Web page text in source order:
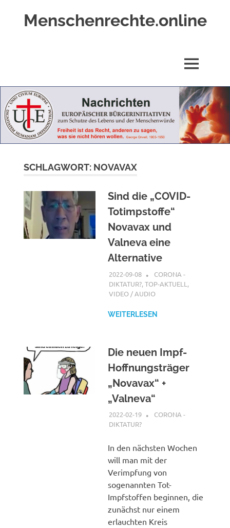
Menschenrechte.online
Geborene
wie
für
Ungeborene
MENÜ
SCHLAGWORT: NOVAVAX
Sind die „COVID-
Totimpstoffe“
Novavax und
Valneva eine
Alternative
2022-09-08 XX
CORONA -
DIKTATUR?,TOP-AKTUELL ,
VIDEO / AUDIO
WEITERLESEN
Die neuen Impf-
Hoffnungsträger
„Novavax“ +
„Valneva“
2022-02-19 XX
CORONA -
DIKTATUR?
In den nächsten Wochen
will man mit der
Verimpfung von
sogenannten Tot-
Impfstoffen beginnen, die
zunächst nur einem
erlauchten Kreis